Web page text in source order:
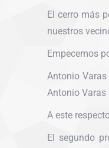
El cerro más
nuestros
Empecemos
Antonio
Antonio
A este
El segundo